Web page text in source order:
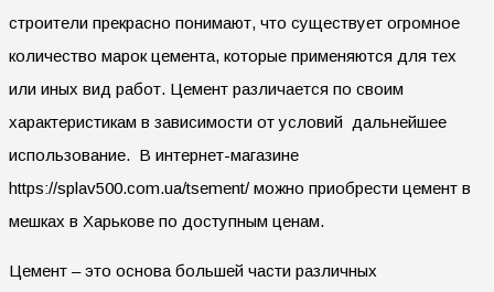
строители прекрасно понимают, что существует огромное
количество марок цемента, которые применяются для тех
или иных вид работ. Цемент различается по своим
характеристикам в зависимости от условий дальнейшее
использование. В интернет-магазине
https://splav500.com.ua/tsement/ можно приобрести цемент в
мешках в Харькове по доступным ценам.
Цемент – это основа большей части различных